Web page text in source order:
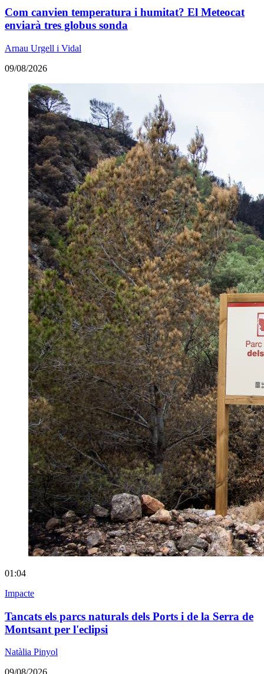
Com canvien temperatura i humitat? El Meteocat
enviarà tres globus sonda
Arnau Urgell i Vidal
09/08/2026
01:04
Impacte
Tancats els parcs naturals dels Ports i de la Serra de
Montsant per l'eclipsi
Natàlia Pinyol